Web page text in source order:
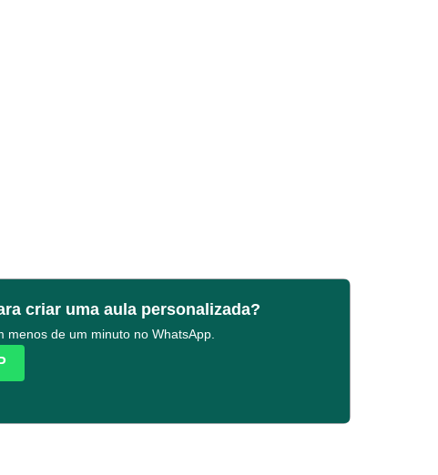
criar uma aula personalizada?
menos de um minuto no WhatsApp.